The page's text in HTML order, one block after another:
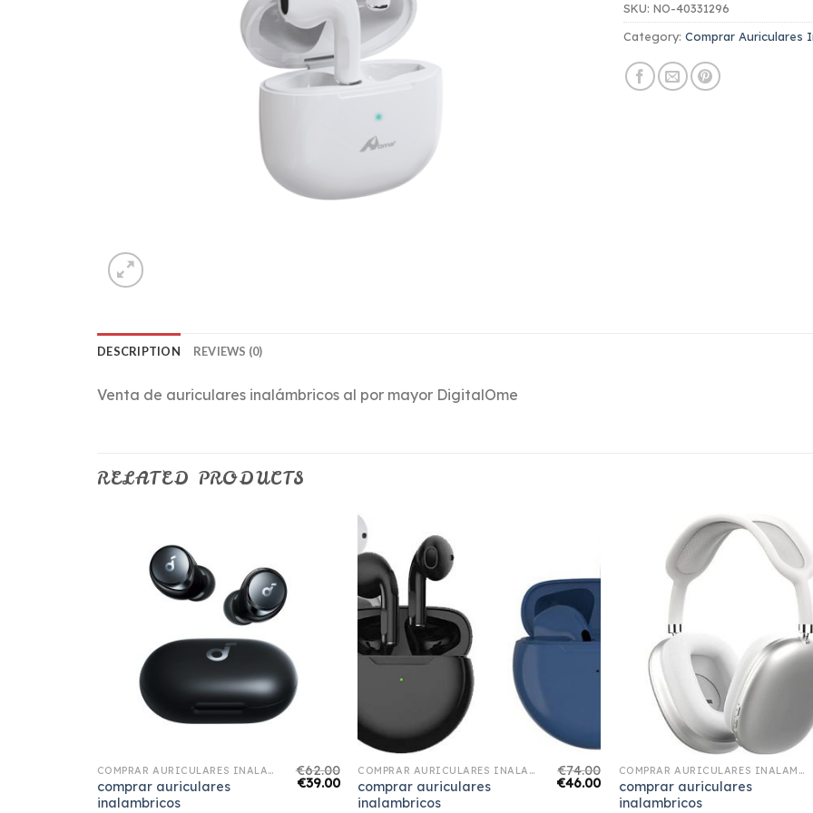
SKU: NO-40331296
Category: Comprar Auriculares
DESCRIPTION REVIEWS (0)
Venta de auriculares inalámbricos al por mayor DigitalOme
RELATED PRODUCTS
COMPRAR AURICULARES INALAMBRICOS
comprar auriculares
inalambricos
€62.00
€39.00
COMPRAR AURICULARES INALAMBRICOS
comprar auriculares
inalambricos
€74.00
€46.00
COMPRAR AURICULARES INALAMBRICOS
comprar auriculares
inalambricos